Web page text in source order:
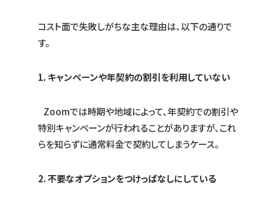
コスト面で失敗しがちな主な理由は、以下の通りで
す。
1. キャンペーンや年契約の割引を利用していない
Zoomでは時期や地域によって、年契約での割引や
特別キャンペーンが行われることがありますが、これ
らを知らずに通常料金で契約してしまうケース。
2. 不要なオプションをつけっぱなしにしている